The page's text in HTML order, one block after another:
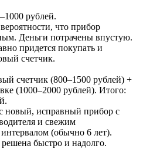
рублей.
что прибор
Деньги потрачены впустую.
придется покупать и
счетчик.
счетчик (800–1500 рублей) +
(1000–2000 рублей). Итого:
новый, исправный прибор с
и свежим
(обычно 6 лет).
быстро и надолго.